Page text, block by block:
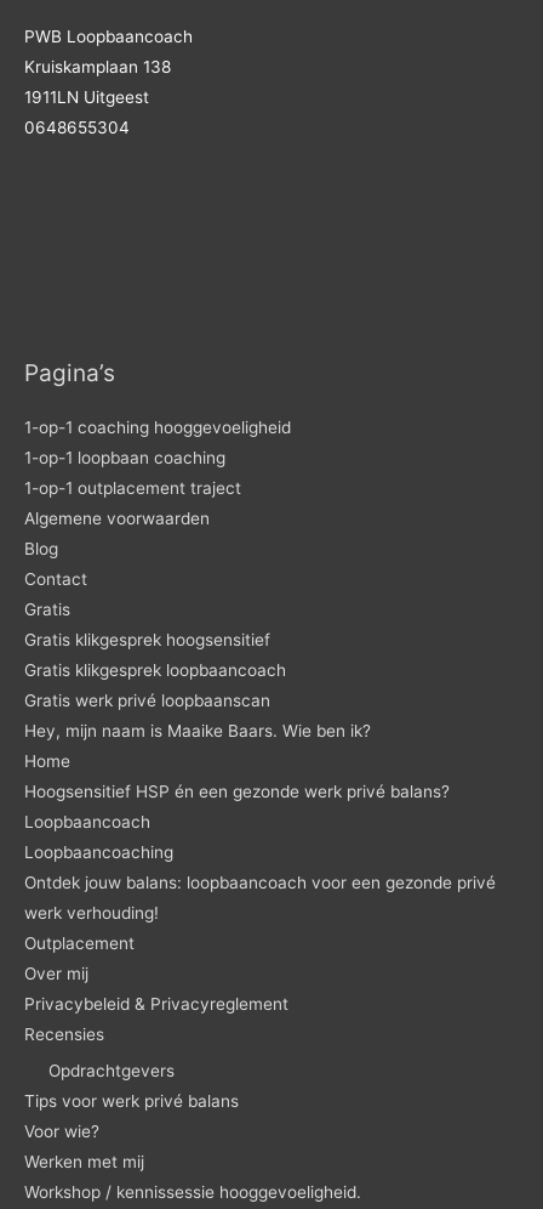
PWB Loopbaancoach
Kruiskamplaan 138
1911LN Uitgeest
0648655304
Pagina’s
1-op-1 coaching hooggevoeligheid
1-op-1 loopbaan coaching
1-op-1 outplacement traject
Algemene voorwaarden
Blog
Contact
Gratis
Gratis klikgesprek hoogsensitief
Gratis klikgesprek loopbaancoach
Gratis werk privé loopbaanscan
Hey, mijn naam is Maaike Baars. Wie ben ik?
Home
Hoogsensitief HSP én een gezonde werk privé balans?
Loopbaancoach
Loopbaancoaching
Ontdek jouw balans: loopbaancoach voor een gezonde privé
werk verhouding!
Outplacement
Over mij
Privacybeleid & Privacyreglement
Recensies
Opdrachtgevers
Tips voor werk privé balans
Voor wie?
Werken met mij
Workshop / kennissessie hooggevoeligheid.